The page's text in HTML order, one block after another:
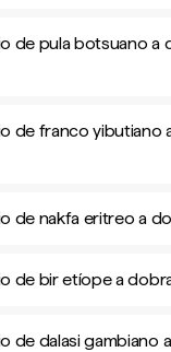
de pula botsuano a
de franco yibutiano
de nakfa eritreo a
de bir etíope a
de dalasi gambiano